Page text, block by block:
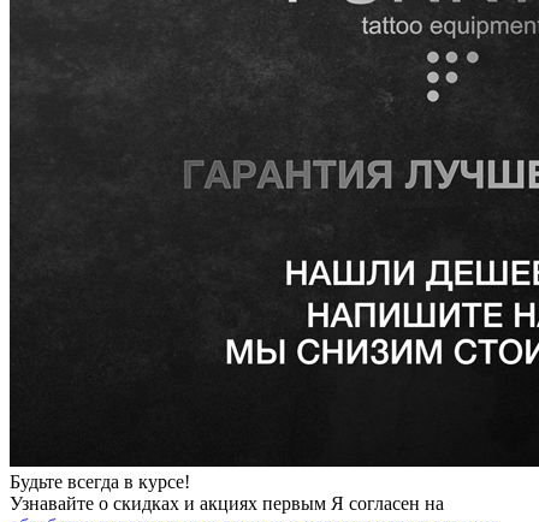
Будьте всегда в курсе!
Узнавайте о скидках и акциях первым Я согласен на